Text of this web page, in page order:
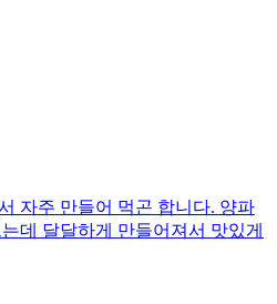
자주 만들어 먹곤 합니다. 양파
데 달달하게 만들어져서 맛있게